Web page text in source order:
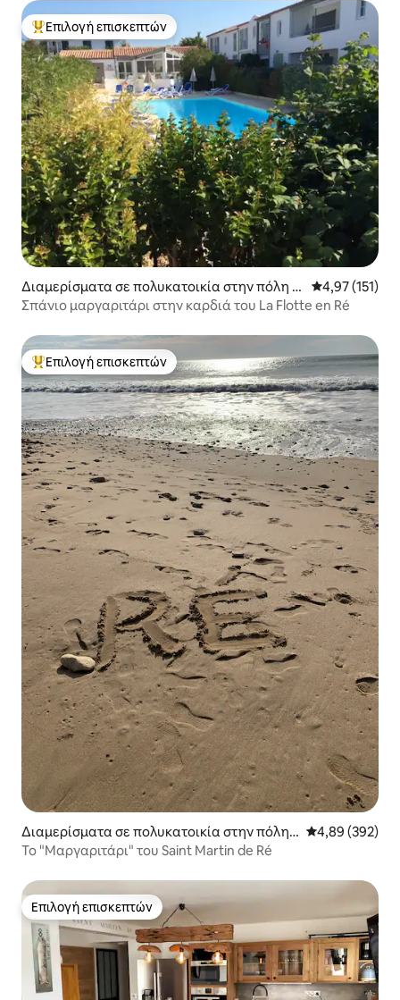
Κορυφαία επιλογή επισκεπτών
Επιλογή επισκεπτών
Διαμερίσματα σε πολυκατοικία στην πόλη L
a Flotte
Μέση
4,97 (151)
Σπάνιο μαργαριτάρι στην καρδιά του La Flotte en Ré
Κορυφαία επιλογή επισκεπτών
Επιλογή επισκεπτών
Διαμερίσματα σε πολυκατοικία στην πόλη S
aint-Martin-de-Ré
Μέση
4,89 (392)
Το "Μαργαριτάρι" του Saint Martin de Ré
Επιλογή επισκεπτών
Επιλογή επισκεπτών